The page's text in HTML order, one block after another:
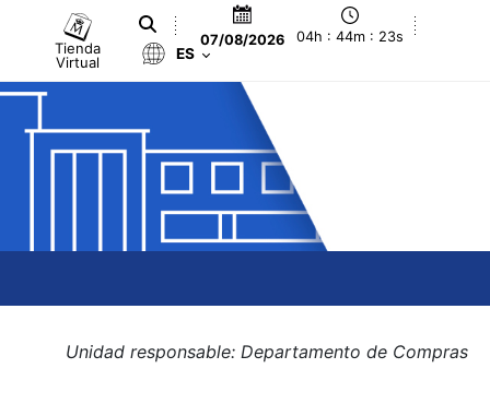
Tienda
Virtual
07/08/2026 04h : 44m : 23s
ES
Unidad responsable: Departamento de Compras